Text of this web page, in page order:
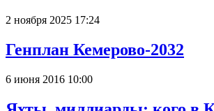
2 ноября 2025 17:24
Генплан Кемерово-2032
6 июня 2016 10:00